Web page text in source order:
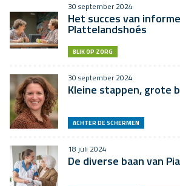
30 september 2024
Het succes van
Plattelandshoés
BLIK OP ZORG
30 september 2024
Kleine stappen, grote
ACHTER DE SCHERMEN
18 juli 2024
De diverse baan van Pia